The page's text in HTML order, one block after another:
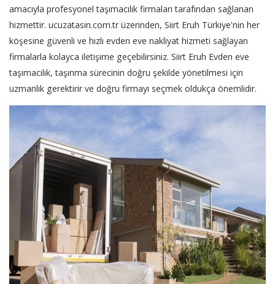
amacıyla profesyonel taşımacılık firmaları tarafından sağlanan
hizmettir. ucuzatasin.com.tr üzerinden, Siirt Eruh Türkiye'nin her
köşesine güvenli ve hızlı evden eve nakliyat hizmeti sağlayan
firmalarla kolayca iletişime geçebilirsiniz. Siirt Eruh Evden eve
taşımacılık, taşınma sürecinin doğru şekilde yönetilmesi için
uzmanlık gerektirir ve doğru firmayı seçmek oldukça önemlidir.